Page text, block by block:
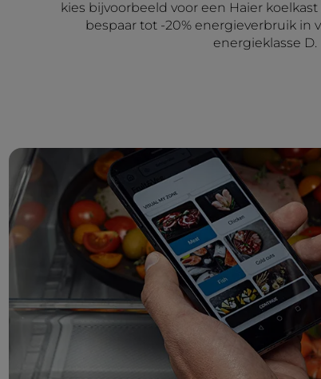
kies bijvoorbeeld voor een Haier
bespaar tot -20% energieverbruik in
energieklasse D.